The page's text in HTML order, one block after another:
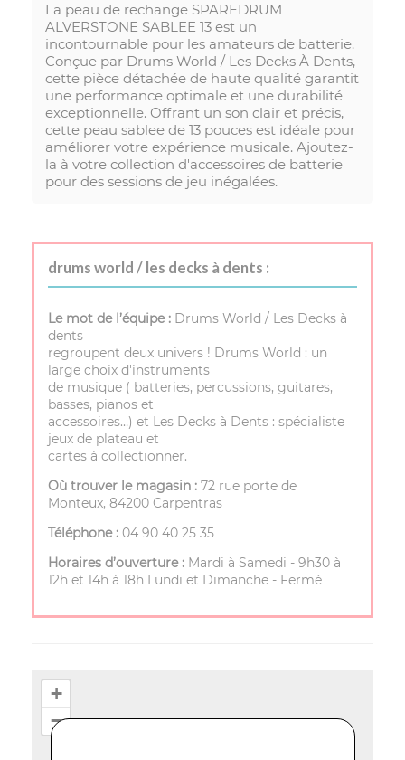
La peau de rechange SPAREDRUM
ALVERSTONE SABLEE 13 est un
incontournable pour les amateurs de batterie.
Conçue par Drums World / Les Decks À Dents,
cette pièce détachée de haute qualité garantit
une performance optimale et une durabilité
exceptionnelle. Offrant un son clair et précis,
cette peau sablee de 13 pouces est idéale pour
améliorer votre expérience musicale. Ajoutez-
la à votre collection d'accessoires de batterie
pour des sessions de jeu inégalées.
drums world / les decks à dents :
Le mot de l’équipe : Drums World / Les Decks à
dents
regroupent deux univers ! Drums World : un
large choix d'instruments
de musique ( batteries, percussions, guitares,
basses, pianos et
accessoires…) et Les Decks à Dents : spécialiste
jeux de plateau et
cartes à collectionner.
Où trouver le magasin : 72 rue porte de
Monteux, 84200 Carpentras
Téléphone : 04 90 40 25 35
Horaires d’ouverture : Mardi à Samedi - 9h30 à
12h et 14h à 18h Lundi et Dimanche - Fermé
+
−